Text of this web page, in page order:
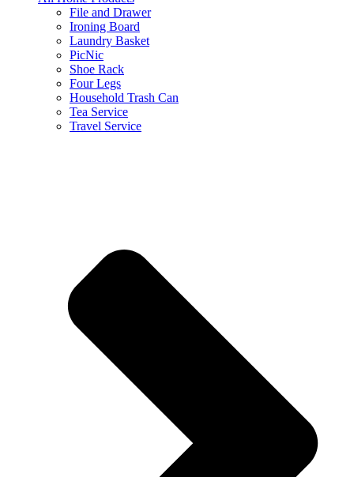
File and Drawer
Ironing Board
Laundry Basket
PicNic
Shoe Rack
Four Legs
Household Trash Can
Tea Service
Travel Service